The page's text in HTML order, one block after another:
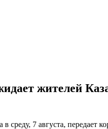
жителей
среду, 7 августа, передает